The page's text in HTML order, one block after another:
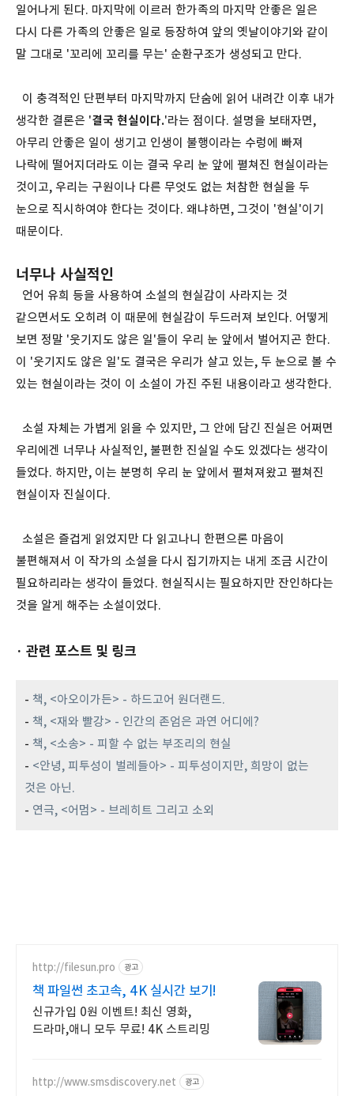
일어나게 된다. 마지막에 이르러 한가족의 마지막 안좋은 일은
다시 다른 가족의 안좋은 일로 등장하여 앞의 옛날이야기와 같이
말 그대로 '꼬리에 꼬리를 무는' 순환구조가 생성되고 만다.
이 충격적인 단편부터 마지막까지 단숨에 읽어 내려간 이후 내가
생각한 결론은 '결국 현실이다.'라는 점이다. 설명을 보태자면,
아무리 안좋은 일이 생기고 인생이 불행이라는 수렁에 빠져
나락에 떨어지더라도 이는 결국 우리 눈 앞에 펼쳐진 현실이라는
것이고, 우리는 구원이나 다른 무엇도 없는 처참한 현실을 두
눈으로 직시하여야 한다는 것이다. 왜냐하면, 그것이 '현실'이기
때문이다.
너무나 사실적인
언어 유희 등을 사용하여 소설의 현실감이 사라지는 것
같으면서도 오히려 이 때문에 현실감이 두드러져 보인다. 어떻게
보면 정말 '웃기지도 않은 일'들이 우리 눈 앞에서 벌어지곤 한다.
이 '웃기지도 않은 일'도 결국은 우리가 살고 있는, 두 눈으로 볼 수
있는 현실이라는 것이 이 소설이 가진 주된 내용이라고 생각한다.
소설 자체는 가볍게 읽을 수 있지만, 그 안에 담긴 진실은 어쩌면
우리에겐 너무나 사실적인, 불편한 진실일 수도 있겠다는 생각이
들었다. 하지만, 이는 분명히 우리 눈 앞에서 펼쳐져왔고 펼쳐진
현실이자 진실이다.
소설은 즐겁게 읽었지만 다 읽고나니 한편으론 마음이
불편해져서 이 작가의 소설을 다시 집기까지는 내게 조금 시간이
필요하리라는 생각이 들었다. 현실직시는 필요하지만 잔인하다는
것을 알게 해주는 소설이었다.
· 관련 포스트 및 링크
- 책, <아오이가든> - 하드고어 원더랜드.
- 책, <재와 빨강> - 인간의 존엄은 과연 어디에?
- 책, <소송> - 피할 수 없는 부조리의 현실
- <안녕, 피투성이 벌레들아> - 피투성이지만, 희망이 없는
것은 아닌.
- 연극, <어멈> - 브레히트 그리고 소외
http://filesun.pro 광고
책 파일썬 초고속, 4K 실시간 보기!
신규가입 0원 이벤트! 최신 영화,
드라마,애니 모두 무료! 4K 스트리밍
http://www.smsdiscovery.net 광고